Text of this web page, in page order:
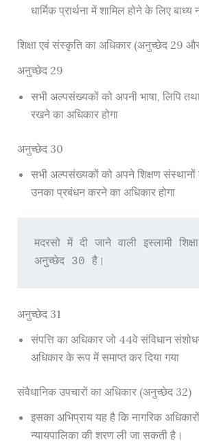
धार्मिक प्रार्थना में शामिल होने के लिए
शिक्षा एवं संस्कृति का अधिकार (अनुच्छेद 29
अनुच्छेद 29
सभी अल्पसंख्यकों को अपनी भाषा, लिपि
रखने का अधिकार होगा
अनुच्छेद 30
सभी अल्पसंख्यकों को अपने शिक्षण संस्थानों
उनका प्रबंधन करने का अधिकार होगा
मदरसो में दी जाने वाली इस्लामी
अनुच्छेद 30 है।
अनुच्छेद 31
संपत्ति का अधिकार जो 44वे संविधान
अधिकार के रूप में समाप्त कर दिया गया
संवैधानिक उपचारों का अधिकार (अनुच्छेद 32)
इसका अभिप्राय यह है कि नागरिक
न्यायपालिका की शरण ली जा सकती है।